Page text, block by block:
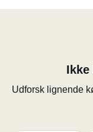
Ikke
Udforsk lignende